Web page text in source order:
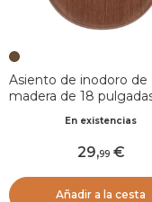
Asiento de inodoro de
madera de 18
En existencias
29,99
Añadir a la cesta